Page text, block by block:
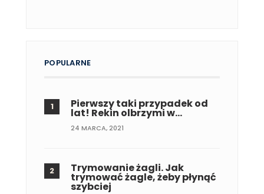
POPULARNE
Pierwszy taki przypadek od
lat! Rekin olbrzymi w…
24 MARCA, 2021
Trymowanie żagli. Jak
trymować żagle, żeby płynąć
szybciej